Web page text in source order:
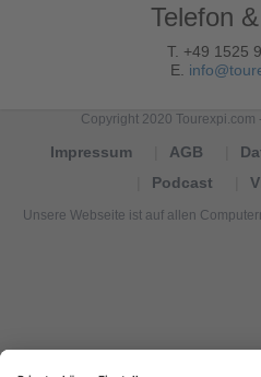
Telefon
T. +49 1525
E.
Copyright 2020 Tourexpi.com
Impressum AGB
Podcast
Unsere Webseite ist auf allen